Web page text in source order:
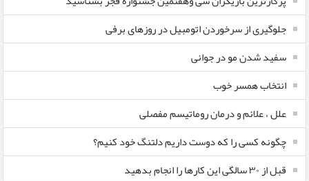
جلوگیری از سرخوردن اتومبیل در روزهای برفی
سفید شدن مو در جوانی
انتخاب همسر خوب
علل ، علائم و درمان روماتیسم مفصلی
چگونه کسی را که دوست داریم دلتنگ خود کنیم؟
قبل از ۳۰ سالگی این کارها را انجام بدهید